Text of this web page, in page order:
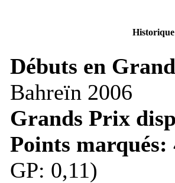
Historique
Débuts en
Bahreïn 2006
Grands Prix
Points marqués:
GP: 0,11)